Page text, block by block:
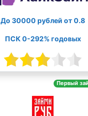
До 30000 рублей от 0.8
ПСК 0-292% годовых
Первый